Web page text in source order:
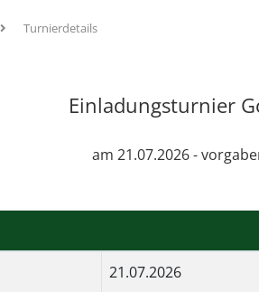
Turnierdetails
Einladungsturnier
am 21.07.2026 -
21.07.2026